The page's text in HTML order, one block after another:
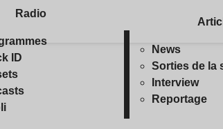
Radio
ID
News
Sorties de la
Interview
Reportage